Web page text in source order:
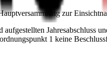
zur
Jahresabschluss
1 keine